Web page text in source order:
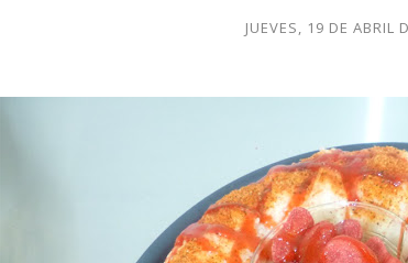
JUEVES, 19 DE ABRIL